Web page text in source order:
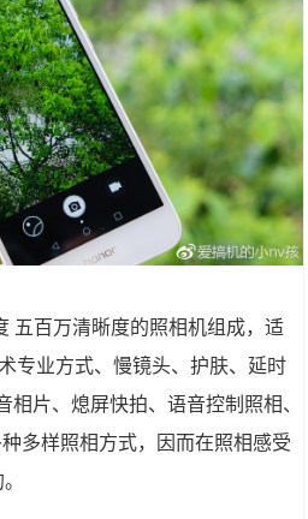
五百万清晰度的照相机组成，适
专业方式、慢镜头、护肤、延时
相片、熄屏快拍、语音控制照相、
多样照相方式，因而在照相感受